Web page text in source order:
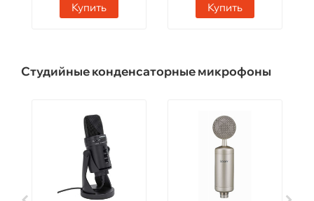
Купить Купить
Студийные конденсаторные микрофоны